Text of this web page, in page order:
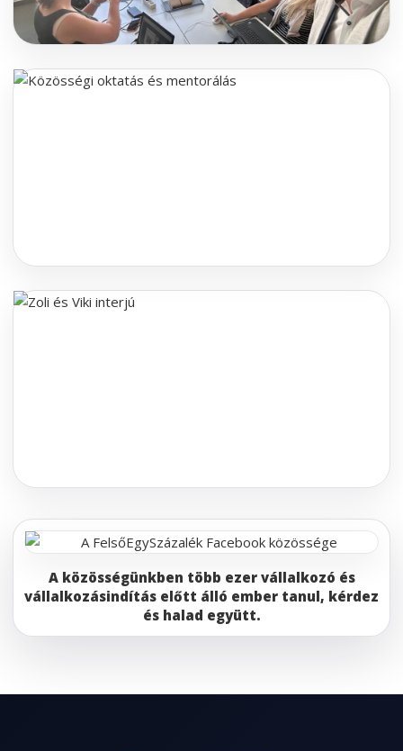
A közösségünkben több ezer vállalkozó és
vállalkozásindítás előtt álló ember tanul, kérdez
és halad együtt.